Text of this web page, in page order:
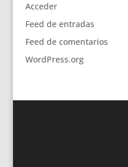
Acceder
Feed de entradas
Feed de comentarios
WordPress.org